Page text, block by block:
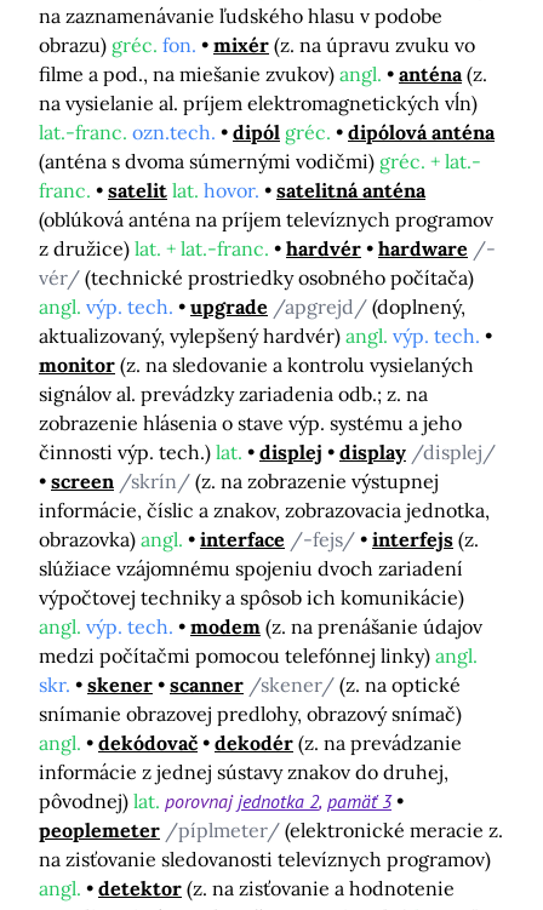
na zaznamenávanie ľudského hlasu v podobe
obrazu) gréc. fon. mixér (z. na úpravu zvuku vo
filme a pod., na miešanie zvukov) angl. anténa (z.
na vysielanie al. príjem elektromagnetických vĺn)
lat.-franc. ozn.tech. dipól gréc.
dipólová anténa
(anténa s dvoma súmernými vodičmi) gréc. + lat.-
franc.
satelit lat. hovor.
satelitná anténa
(oblúková anténa na príjem televíznych programov
z družice) lat. + lat.-franc. hardvér hardware /-
vér/ (technické prostriedky osobného počítača)
angl. výp. tech. upgrade /apgrejd/ (doplnený,
aktualizovaný, vylepšený hardvér) angl. výp. tech.
monitor (z. na sledovanie a kontrolu vysielaných
signálov al. prevádzky zariadenia odb.; z. na
zobrazenie hlásenia o stave výp. systému a jeho
činnosti výp. tech.) lat. displej display /displej/
screen /skrín/ (z. na zobrazenie výstupnej
informácie, číslic a znakov, zobrazovacia jednotka,
obrazovka) angl. interface /-fejs/ interfejs (z.
slúžiace vzájomnému spojeniu dvoch zariadení
výpočtovej techniky a spôsob ich komunikácie)
angl. výp. tech. modem (z. na prenášanie údajov
medzi počítačmi pomocou telefónnej linky) angl.
skr.
skener scanner /skener/ (z. na optické
snímanie obrazovej predlohy, obrazový snímač)
angl.
dekódovač dekodér (z. na prevádzanie
informácie z jednej sústavy znakov do druhej,
pôvodnej) lat. porovnaj jednotka 2 pamäť 3
peoplemeter /píplmeter/ (elektronické meracie z.
na zisťovanie sledovanosti televíznych programov)
angl.
detektor (z. na zisťovanie a hodnotenie